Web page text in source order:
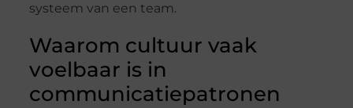
systeem van een team.
Waarom cultuur vaak
voelbaar is in
communicatiepatronen